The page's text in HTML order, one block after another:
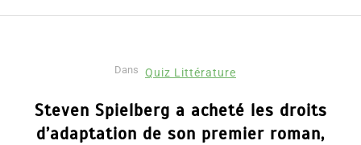
Dans Quiz Littérature
Steven Spielberg a acheté les droits
d’adaptation de son premier roman,